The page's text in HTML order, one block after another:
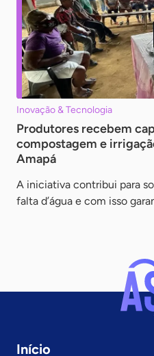
Inovação & Tecnologia
Produtores recebem
compostagem e
Amapá
A iniciativa contribui para
falta d’água e com isso
Início